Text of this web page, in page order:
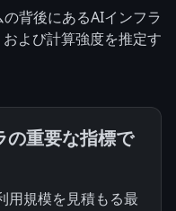
背後にあるAIインフラ
よび計算強度を推定す
の重要な指標で
用規模を見積もる最